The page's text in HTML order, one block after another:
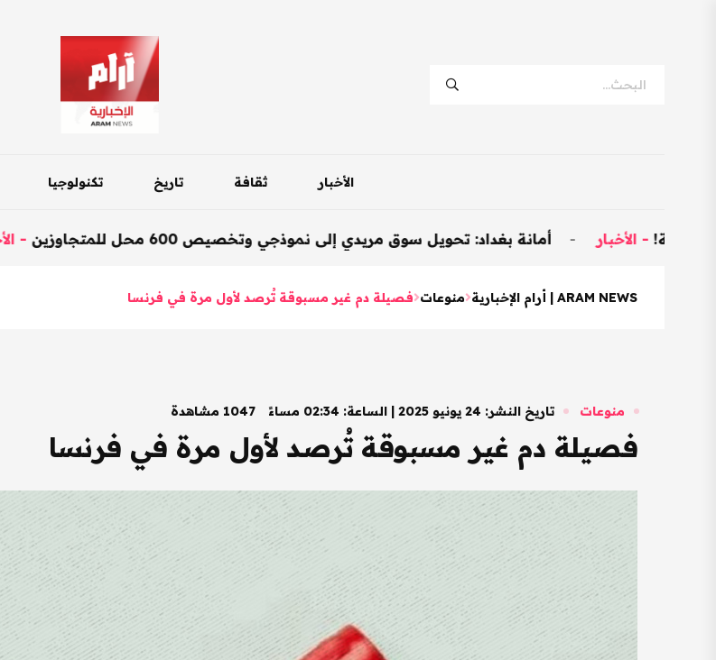
الأخبار ثقافة تاريخ تكنولوجيا
- أمانة بغداد: تحويل سوق مريدي إلى نموذجي وتخصيص 600 محل للمتجاوزين -الأخبار - الأخبار
ARAM NEWS | أرام الإخبارية منوعات فصيلة دم غير مسبوقة تُرصد لأول مرة في فرنسا
منوعات تاريخ النشر: 24 يونيو 2025 | الساعة: 02:34 مساءً 1047 مشاهدة
فصيلة دم غير مسبوقة تُرصد لأول مرة في فرنسا